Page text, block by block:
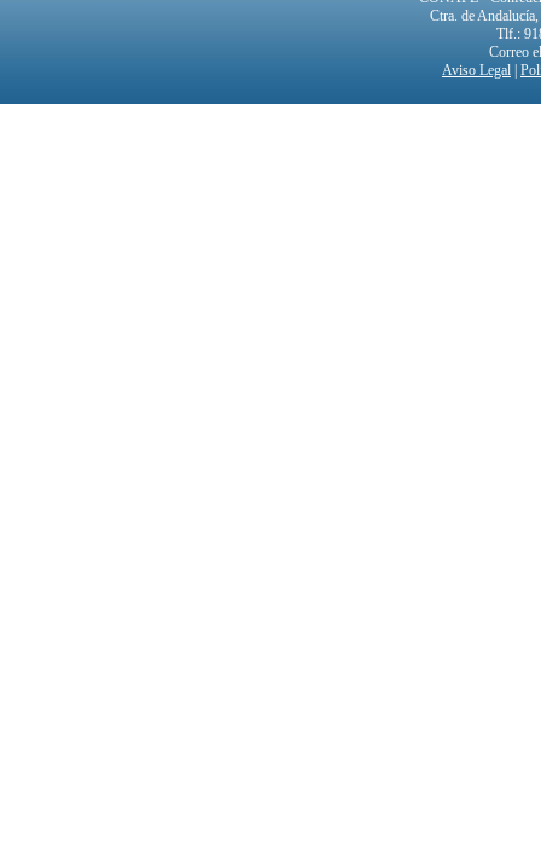
Ctra. de
Tlf.:
Correo
Aviso Legal